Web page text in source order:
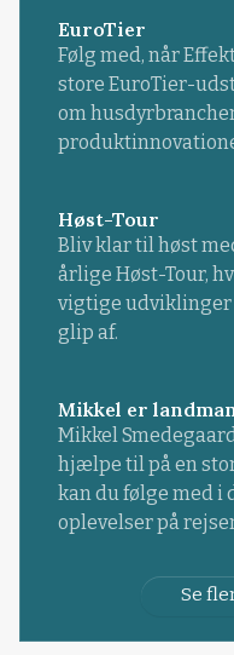
EuroTier
Følg med, når
store EuroTier-
om
Høst-Tour
Bliv klar til høst
årlige Høst-Tour,
vigtige udviklinger
glip af.
Mikkel er
Mikkel
hjælpe til på en
kan du følge med i
oplevelser på
Se